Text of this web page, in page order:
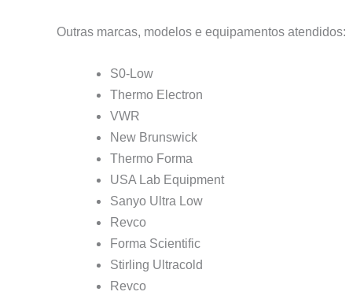
Outras marcas, modelos e equipamentos atendidos:
S0-Low
Thermo Electron
VWR
New Brunswick
Thermo Forma
USA Lab Equipment
Sanyo Ultra Low
Revco
Forma Scientific
Stirling Ultracold
Revco